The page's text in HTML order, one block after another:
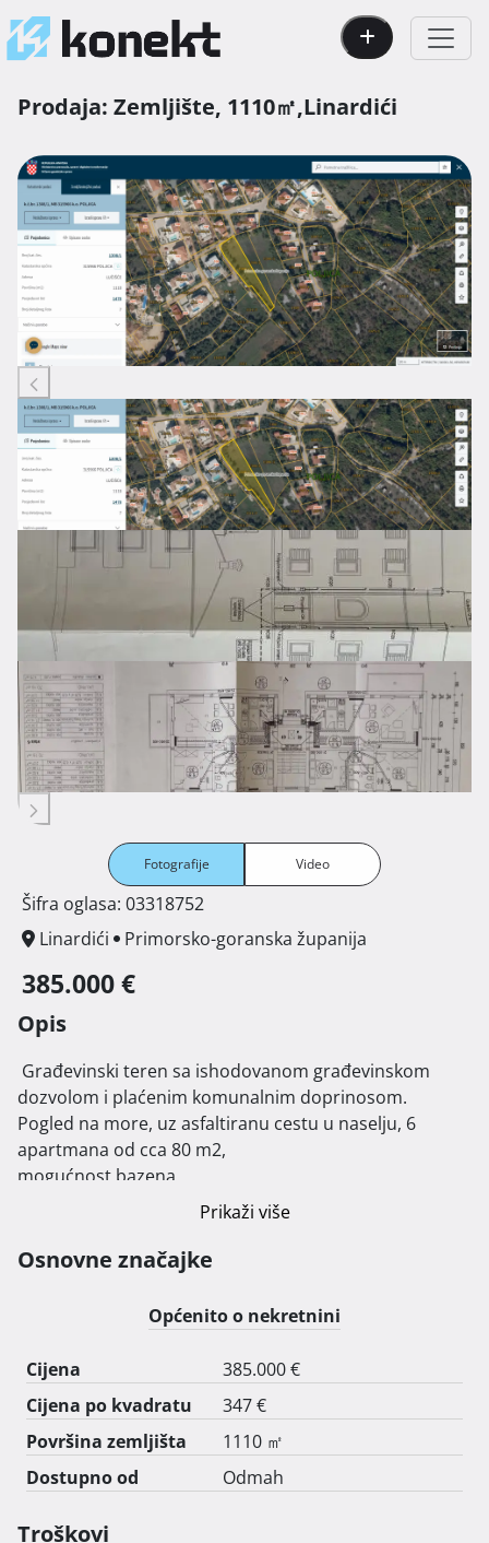
Prodaja: Zemljište, 1110㎡,Linardići
Fotografije Video
Šifra oglasa: 03318752
Linardići
Primorsko-goranska županija
385.000 €
Opis
dozvolom i plaćenim komunalnim doprinosom.
Pogled na more, uz asfaltiranu cestu u naselju, 6
apartmana od cca 80 m2,
mogućnost bazena.
Prikaži više
Osnovne značajke
Općenito o nekretnini
Cijena
385.000 €
Cijena po kvadratu
347 €
Površina zemljišta
1110 ㎡
Dostupno od
Odmah
Troškovi